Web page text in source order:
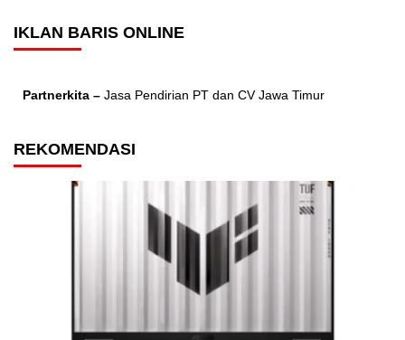
IKLAN BARIS ONLINE
Partnerkita – Jasa Pendirian PT dan CV Jawa Timur
REKOMENDASI